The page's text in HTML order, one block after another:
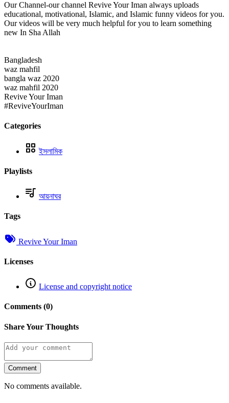
Our Channel-our channel Revive Your Iman always uploads
educational, motivational, Islamic, and Islamic funny videos for you.
Our videos will be very much helpful for you to learn something
new In Sha Allah
Bangladesh
waz mahfil
bangla waz 2020
waz mahfil 2020
Revive Your Iman
#ReviveYourIman
Categories
ইসলামিক
Playlists
আয়নাঘর
Tags
Revive Your Iman
Licenses
License and copyright notice
Comments (0)
Share Your Thoughts
Comment
No comments available.